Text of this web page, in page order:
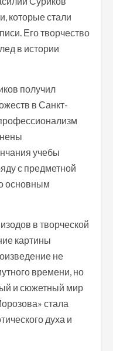
которые стали
Его творчество
в истории
получил
в Санкт-
учебы
с предметной
основным
в творческой
картины
не
времени, но
и сюжетный мир
стала
духа и